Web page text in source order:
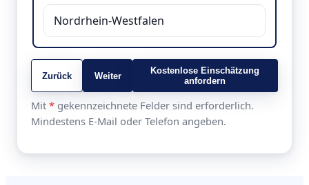
Zurück Weiter
Kostenlose Einschätzung
anfordern
Mit * gekennzeichnete Felder sind erforderlich.
Mindestens E-Mail oder Telefon angeben.